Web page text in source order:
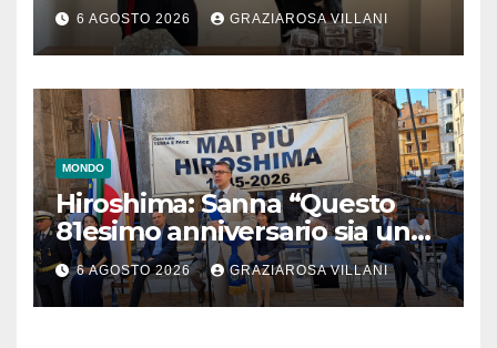
6 AGOSTO 2026 GRAZIAROSA VILLANI
MONDO
Hiroshima: Sanna “Questo
81esimo anniversario sia un
monito per tutti”
6 AGOSTO 2026 GRAZIAROSA VILLANI